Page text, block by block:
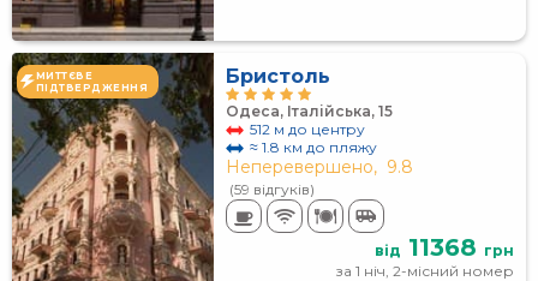
МИТТЄВЕ
ПІДТВЕРДЖЕННЯ
Бристоль
Одеса, Італійська, 15
512 м до центру
≈ 1.8 км до пляжу
Неперевершено, 9.8
(59 відгуків)
від 11368 грн
за 1 ніч, 2-місний номер